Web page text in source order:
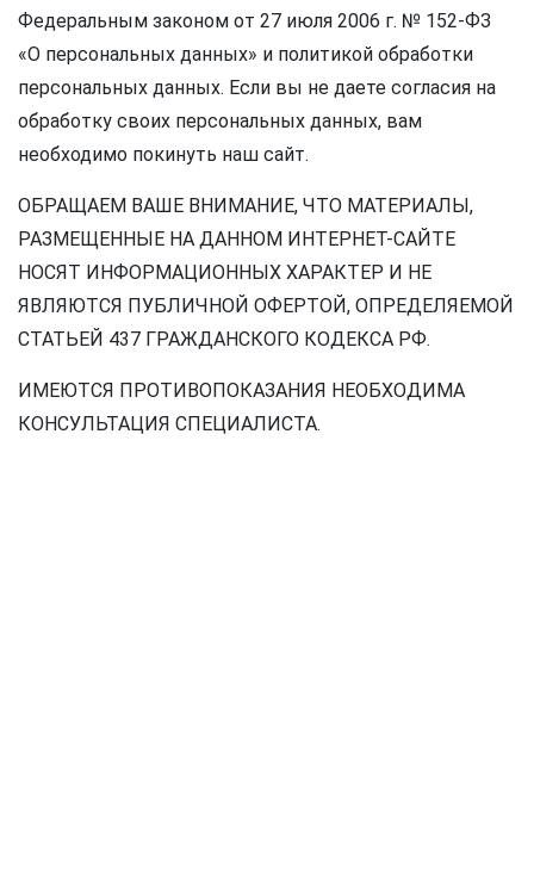
Федеральным законом от 27 июля 2006 г. № 152-ФЗ
«О персональных данных» и политикой обработки
персональных данных. Если вы не даете согласия на
обработку своих персональных данных, вам
необходимо покинуть наш сайт.
ОБРАЩАЕМ ВАШЕ ВНИМАНИЕ, ЧТО МАТЕРИАЛЫ,
РАЗМЕЩЕННЫЕ НА ДАННОМ ИНТЕРНЕТ-САЙТЕ
НОСЯТ ИНФОРМАЦИОННЫХ ХАРАКТЕР И НЕ
ЯВЛЯЮТСЯ ПУБЛИЧНОЙ ОФЕРТОЙ, ОПРЕДЕЛЯЕМОЙ
СТАТЬЕЙ 437 ГРАЖДАНСКОГО КОДЕКСА РФ.
ИМЕЮТСЯ ПРОТИВОПОКАЗАНИЯ НЕОБХОДИМА
КОНСУЛЬТАЦИЯ СПЕЦИАЛИСТА.